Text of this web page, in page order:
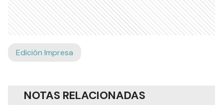
Edición Impresa
NOTAS RELACIONADAS